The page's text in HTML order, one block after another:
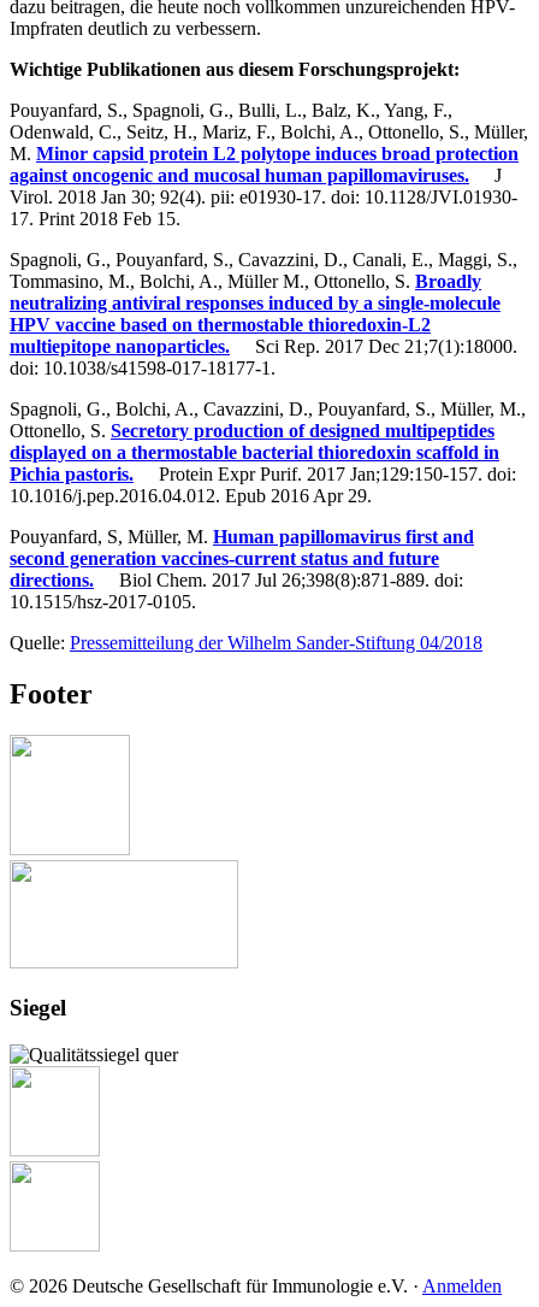
dazu beitragen, die heute noch vollkommen unzureichenden HPV-
Impfraten deutlich zu verbessern.
Wichtige Publikationen aus diesem Forschungsprojekt:
Pouyanfard, S., Spagnoli, G., Bulli, L., Balz, K., Yang, F.,
Odenwald, C., Seitz, H., Mariz, F., Bolchi, A., Ottonello, S., Müller,
M. Minor capsid protein L2 polytope induces broad protection
against oncogenic and mucosal human papillomaviruses.
J
Virol. 2018 Jan 30; 92(4). pii: e01930-17. doi: 10.1128/JVI.01930-
17. Print 2018 Feb 15.
Spagnoli, G., Pouyanfard, S., Cavazzini, D., Canali, E., Maggi, S.,
Tommasino, M., Bolchi, A., Müller M., Ottonello, S. Broadly
neutralizing antiviral responses induced by a single-molecule
HPV vaccine based on thermostable thioredoxin-L2
multiepitope nanoparticles.
Sci Rep. 2017 Dec 21;7(1):18000.
doi: 10.1038/s41598-017-18177-1.
Spagnoli, G., Bolchi, A., Cavazzini, D., Pouyanfard, S., Müller, M.,
Ottonello, S. Secretory production of designed multipeptides
displayed on a thermostable bacterial thioredoxin scaffold in
Pichia pastoris.
Protein Expr Purif. 2017 Jan;129:150-157. doi:
10.1016/j.pep.2016.04.012. Epub 2016 Apr 29.
Pouyanfard, S, Müller, M. Human papillomavirus first and
second generation vaccines-current status and future
directions.
Biol Chem. 2017 Jul 26;398(8):871-889. doi:
10.1515/hsz-2017-0105.
Quelle: Pressemitteilung der Wilhelm Sander-Stiftung 04/2018
Footer
Siegel
© 2026 Deutsche Gesellschaft für Immunologie e.V. · Anmelden